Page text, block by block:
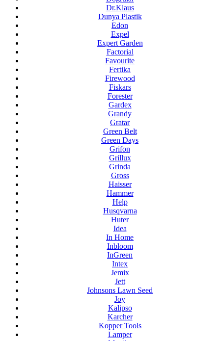
Dr.Klaus
Dunya Plastik
Edon
Expel
Expert Garden
Factorial
Favourite
Fertika
Firewood
Fiskars
Forester
Gardex
Grandy
Gratar
Green Belt
Green Days
Grifon
Grillux
Grinda
Gross
Haisser
Hammer
Help
Husqvarna
Huter
Idea
In Home
Inbloom
InGreen
Intex
Jemix
Jett
Johnsons Lawn Seed
Joy
Kalipso
Karcher
Kopper Tools
Lamper